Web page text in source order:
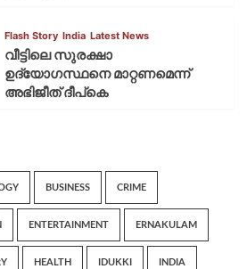
Flash Story India Latest News
വീട്ടിലെ സുരക്ഷാ
ഉദ്യോഗസ്ഥനെ മാറ്റണമെന്ന്
അഭിജീത് ദീപ്‌കെ
BUSINESS CRIME
ENTERTAINMENT ERNAKULAM
HEALTH IDUKKI INDIA